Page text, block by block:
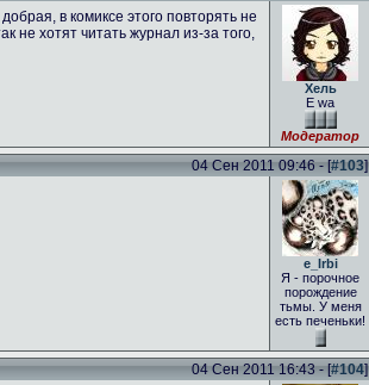
в комиксе этого повторять не
не хотят читать журнал из-за того,
Хель
E wa
Модератор
04 Сен 2011 09:46 - [#103]
e_Irbi
Я - порочное
порождение
тьмы. У меня
есть печеньки!
04 Сен 2011 16:43 - [#104]